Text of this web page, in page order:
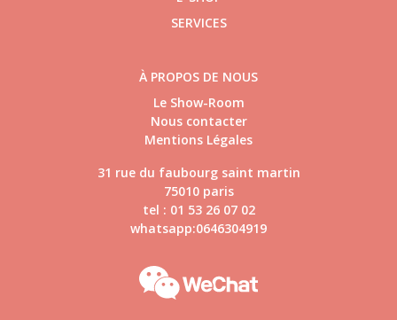
SERVICES
À PROPOS DE NOUS
Le Show-Room
Nous contacter
Mentions Légales
31 rue du faubourg saint martin
75010 paris
tel : 01 53 26 07 02
whatsapp:0646304919